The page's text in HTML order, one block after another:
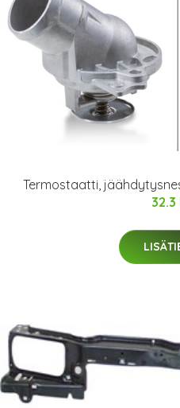
Termostaatti,
32.3